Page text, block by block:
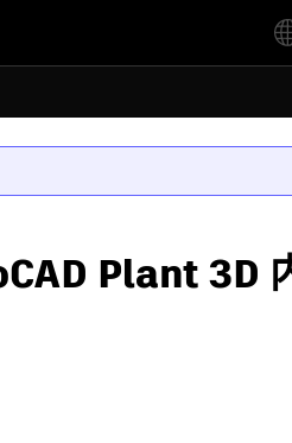
Plant 3D